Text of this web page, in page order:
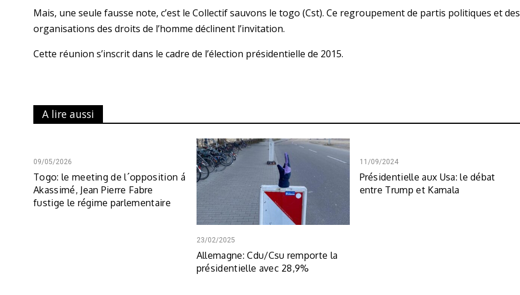
Mais, une seule fausse note, c’est le Collectif sauvons le togo (Cst). Ce regroupement de partis politiques et des
organisations des droits de l’homme déclinent l’invitation.
Cette réunion s’inscrit dans le cadre de l’élection présidentielle de 2015.
A lire aussi
09/05/2026
Togo: le meeting de l´opposition á
Akassimé, Jean Pierre Fabre
fustige le régime parlementaire
23/02/2025
Allemagne: Cdu/Csu remporte la
présidentielle avec 28,9%
11/09/2024
Présidentielle aux Usa: le débat
entre Trump et Kamala